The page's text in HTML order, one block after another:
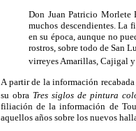
Don Juan Patricio Morlete
muchos descendientes. La
en su época, aunque no
rostros, sobre todo de San
virreyes Amarillas, Cajigal
A partir de la información
su obra Tres siglos de pintura
filiación de la información de
aquellos años sobre los nuevos